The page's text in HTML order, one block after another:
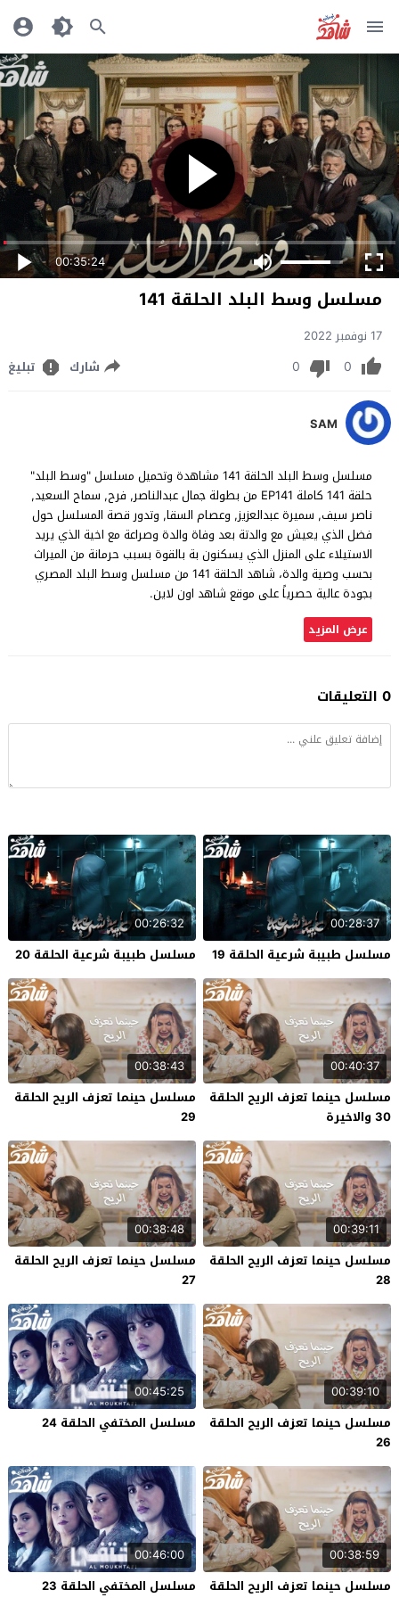
00:35:24
مسلسل وسط البلد الحلقة 141
17 نوفمبر 2022
0
0 شارك تبليغ
SAM
مسلسل وسط البلد الحلقة 141 مشاهدة وتحميل مسلسل "وسط البلد"
حلقة 141 كاملة EP141 من بطولة جمال عبدالناصر, فرح, سماح السعيد,
ناصر سيف, سميرة عبدالعزيز, وعصام السقا, وتدور قصة المسلسل حول
فضل الذي يعيش مع والدتة بعد وفاة والدة وصراعة مع اخية الذي يريد
الاستيلاء على المنزل الذي يسكنون بة بالقوة بسبب حرمانة من الميراث
بحسب وصية والدة، شاهد الحلقة 141 من مسلسل وسط البلد المصري
بجودة عالية حصرياً على موقع شاهد اون لاين.
عرض المزيد
0 التعليقات
00:28:37
مسلسل طبيبة شرعية الحلقة 19
00:26:32
مسلسل طبيبة شرعية الحلقة 20
00:40:37
مسلسل حينما تعزف الريح الحلقة
30 والاخيرة
00:38:43
مسلسل حينما تعزف الريح الحلقة
29
00:39:11
مسلسل حينما تعزف الريح الحلقة
28
00:38:48
مسلسل حينما تعزف الريح الحلقة
27
00:39:10
مسلسل حينما تعزف الريح الحلقة
26
00:45:25
مسلسل المختفي الحلقة 24
00:38:59
مسلسل حينما تعزف الريح الحلقة
00:46:00
مسلسل المختفي الحلقة 23